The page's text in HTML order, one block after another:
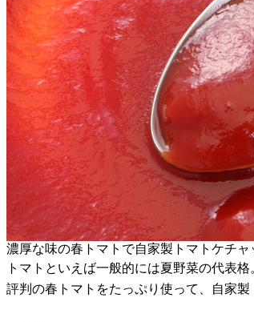
濃厚な味の春トマトで自家製トマトケチャ
トマトといえば一般的には夏野菜の代表
評判の春トマトをたっぷり使って、自家